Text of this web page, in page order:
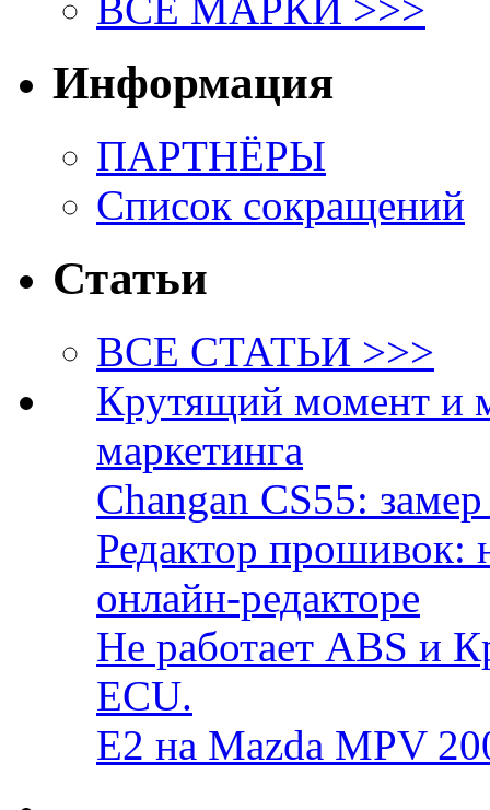
ВСЕ МАРКИ >>>
Информация
ПАРТНЁРЫ
Список сокращений
Статьи
ВСЕ СТАТЬИ >>>
Крутящий момент и
маркетинга
Changan CS55:
Редактор прошивок:
онлайн-редакторе
Не работает ABS и
ECU.
E2 на Mazda MPV